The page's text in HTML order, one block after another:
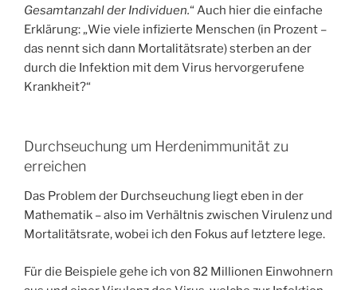
Gesamtanzahl der Individuen.“ Auch hier die einfache
Erklärung: „Wie viele infizierte Menschen (in Prozent –
das nennt sich dann Mortalitätsrate) sterben an der
durch die Infektion mit dem Virus hervorgerufene
Krankheit?“
Durchseuchung um Herdenimmunität zu
erreichen
Das Problem der Durchseuchung liegt eben in der
Mathematik – also im Verhältnis zwischen Virulenz und
Mortalitätsrate, wobei ich den Fokus auf letztere lege.
Für die Beispiele gehe ich von 82 Millionen Einwohnern